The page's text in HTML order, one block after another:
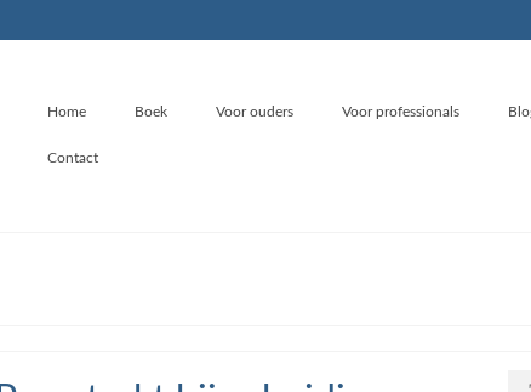
Home Boek Voor ouders Voor professionals
Contact